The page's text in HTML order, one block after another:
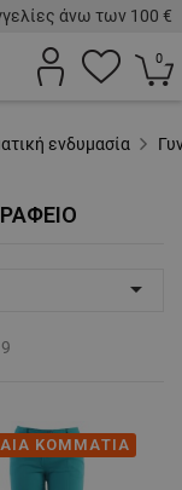
άνω των 100 €
0
ενδυμασία

ΚΟΜΜΑΤΙΑ